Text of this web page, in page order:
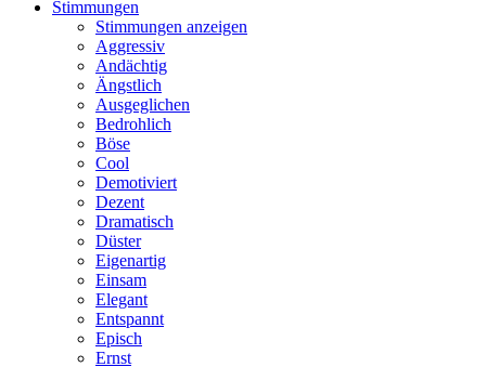
Stimmungen
Stimmungen anzeigen
Aggressiv
Andächtig
Ängstlich
Ausgeglichen
Bedrohlich
Böse
Cool
Demotiviert
Dezent
Dramatisch
Düster
Eigenartig
Einsam
Elegant
Entspannt
Episch
Ernst